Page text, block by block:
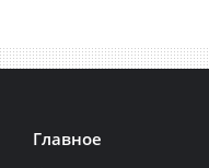
Главное